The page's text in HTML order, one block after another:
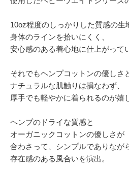
10oz程度のしっかりした質感の生
身体のラインを拾いにくく、
安心感のある着心地に仕上がって
それでもヘンプコットンの優しさ
ナチュラルな肌触りは損なわず、
厚手でも軽やかに着られるのが嬉
ヘンプのドライな質感と
オーガニックコットンの優しさが
合わさって、シンプルでありなが
存在感のある風合いを演出。